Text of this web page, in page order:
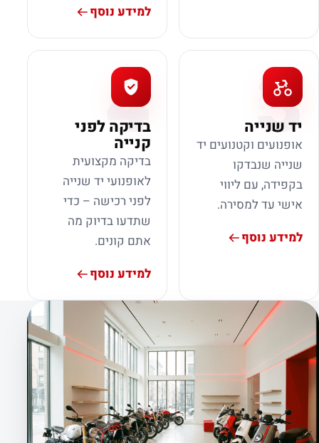
למידע נוסף
3
יד שנייה
אופנועים וקטנועים יד
שנייה שנבדקו
בקפידה, עם ליווי
אישי עד למסירה.
למידע נוסף
4
בדיקה לפני
קנייה
בדיקה מקצועית
לאופנועי יד שנייה
לפני רכישה – כדי
שתדעו בדיוק מה
אתם קונים.
למידע נוסף